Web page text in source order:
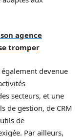
agence
tromper
devenue
secteurs, et une
de gestion, de CRM
de
Par ailleurs,